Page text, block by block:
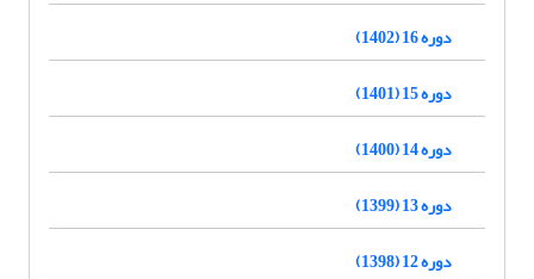
دوره 16 (1402)
دوره 15 (1401)
دوره 14 (1400)
دوره 13 (1399)
دوره 12 (1398)